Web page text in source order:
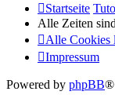
Startseite
Alle Zeiten
Alle Cookies
Impressum
Powered by phpBB®